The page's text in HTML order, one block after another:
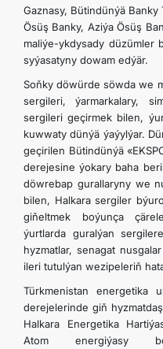
Gaznasy, Bütindünýä
Ösüş Banky, Aziýa Ösüş
maliýe-ykdysady düzümler
syýasatyny dowam edýär.
Soň­ky döwürde söwda we
sergileri, ýarmarkalary,
sergileri geçirmek bilen,
kuwwaty dünýä ýaýylýar.
geçirilen Bütindünýä
derejesine ýokary baha
döwrebap gurallaryny we
bilen, Halkara sergiler
gi­ňeltmek boýunça
ýurtlarda guralýan
hyzmatlar, senagat
ileri tutulýan wezipeleriň
Türkmenistan energetika
derejelerinde giň
Halkara Energetika
Atom energiýasy